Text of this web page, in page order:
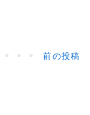
前の投稿